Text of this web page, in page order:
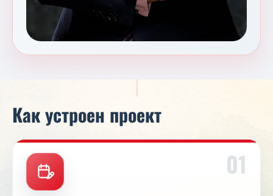
Как устроен проект
01